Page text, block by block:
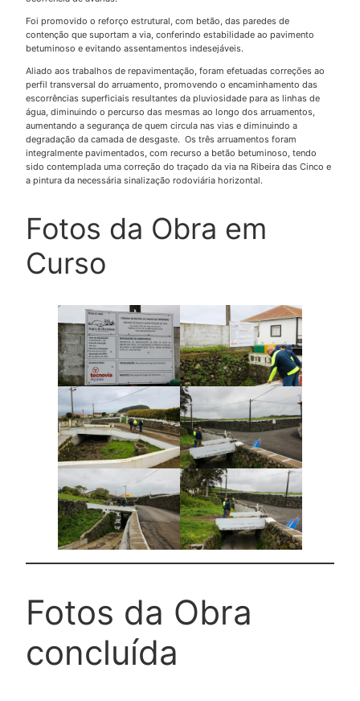
Foi promovido o reforço estrutural, com betão, das paredes de
contenção que suportam a via, conferindo estabilidade ao pavimento
betuminoso e evitando assentamentos indesejáveis.
Aliado aos trabalhos de repavimentação, foram efetuadas correções ao
perfil transversal do arruamento, promovendo o encaminhamento das
escorrências superficiais resultantes da pluviosidade para as linhas de
água, diminuindo o percurso das mesmas ao longo dos arruamentos,
aumentando a segurança de quem circula nas vias e diminuindo a
degradação da camada de desgaste. Os três arruamentos foram
integralmente pavimentados, com recurso a betão betuminoso, tendo
sido contemplada uma correção do traçado da via na Ribeira das Cinco e
a pintura da necessária sinalização rodoviária horizontal.
Fotos da Obra em
Curso
Fotos da Obra
concluída